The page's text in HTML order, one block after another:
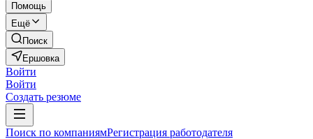
Помощь
Ещё
Поиск
Ершовка
Войти
Войти
Создать резюме
Поиск по компаниямРегистрация работодателя